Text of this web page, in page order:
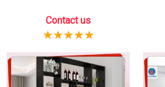
Contact us